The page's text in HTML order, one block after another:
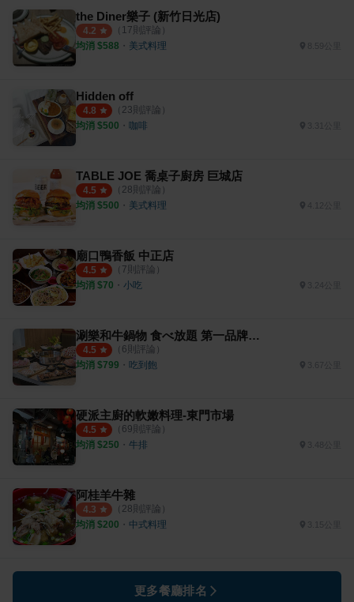
the Diner樂子 (新竹日光店)
4.2 （ 17則評論）
均消 $588 ・ 美式料理 8.59公里
Hidden off
4.8 （ 23則評論）
均消 $500 ・ 咖啡
TABLE JOE 喬桌子廚房 巨城店
4.5 （ 28則評論）
均消 $500 ・ 美式料理 4.12公里
廟口鴨香飯 中正店
4.5 （ 7則評論）
均消 $70 ・ 小吃 3.24公里
涮樂和牛鍋物 食べ放題 第一品牌 新竹經國店
4.5 （ 6則評論）
均消 $799 ・ 吃到飽
硬派主廚的軟嫩料理-東門市場
4.5 （ 69則評論）
均消 $250 ・ 牛排 3.48公里
阿桂羊牛雜
4.3 （ 28則評論）
均消 $200 ・ 中式料理 3.15公里
更多餐廳排名